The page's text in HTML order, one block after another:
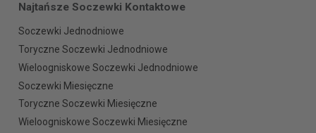
Najtańsze Soczewki Kontaktowe
Soczewki Jednodniowe
Toryczne Soczewki Jednodniowe
Wieloogniskowe Soczewki Jednodniowe
Soczewki Miesięczne
Toryczne Soczewki Miesięczne
Wieloogniskowe Soczewki Miesięczne